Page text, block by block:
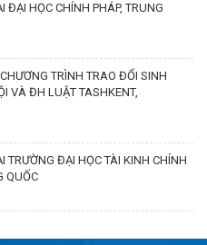
ĐẠI HỌC CHÍNH PHÁP, TRUNG
TRÌNH TRAO ĐỔI SINH
VÀ ĐH LUẬT TASHKENT,
TRƯỜNG ĐẠI HỌC TÀI KINH CHÍNH
QUỐC